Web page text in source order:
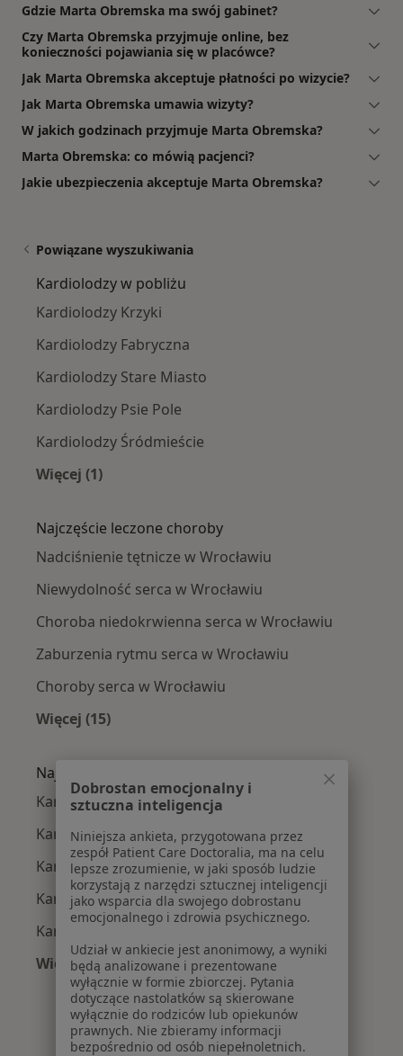
Gdzie Marta Obremska ma swój gabinet?
Czy Marta Obremska przyjmuje online, bez
konieczności pojawiania się w placówce?
Jak Marta Obremska akceptuje płatności po wizycie?
Jak Marta Obremska umawia wizyty?
W jakich godzinach przyjmuje Marta Obremska?
Marta Obremska: co mówią pacjenci?
Jakie ubezpieczenia akceptuje Marta Obremska?
Powiązane wyszukiwania
Kardiolodzy w pobliżu
Kardiolodzy Krzyki
Kardiolodzy Fabryczna
Kardiolodzy Stare Miasto
Kardiolodzy Psie Pole
Kardiolodzy Śródmieście
Więcej (1)
Najczęście leczone choroby
Nadciśnienie tętnicze w Wrocławiu
Niewydolność serca w Wrocławiu
Choroba niedokrwienna serca w Wrocławiu
Zaburzenia rytmu serca w Wrocławiu
Choroby serca w Wrocławiu
Więcej (15)
Najpopularniejsze ubezpieczenia
Kardiolodzy z Allianz w Wrocławiu
Kardiolodzy z NFZ w Wrocławiu
Kardiolodzy z Medicover w Wrocławiu
Kardiolodzy z POLMED w Wrocławiu
Kardiolodzy z INTER Polska w Wrocławiu
Więcej (3)
Więcej w kategorii: Najpopularniejsze
Dobrostan emocjonalny i
sztuczna inteligencja
Niniejsza ankieta, przygotowana przez
zespół Patient Care Doctoralia, ma na celu
lepsze zrozumienie, w jaki sposób ludzie
korzystają z narzędzi sztucznej inteligencji
jako wsparcia dla swojego dobrostanu
emocjonalnego i zdrowia psychicznego.
Udział w ankiecie jest anonimowy, a wyniki
będą analizowane i prezentowane
wyłącznie w formie zbiorczej. Pytania
dotyczące nastolatków są skierowane
wyłącznie do rodziców lub opiekunów
prawnych. Nie zbieramy informacji
bezpośrednio od osób niepełnoletnich.